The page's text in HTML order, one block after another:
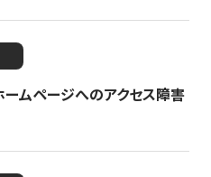
ムページへのアクセス障害